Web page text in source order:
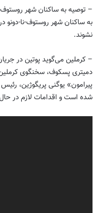
– توصیه به ساکنان شهر روستوف-
به ساکنان شهر روستوف-نا-دونو
نشوند.
– کرملین می‌گوید پوتین در
دمیتری پسکوف، سخنگوی
پیرامون» یوگنی پریگوژین،
شده است و اقدامات لازم در